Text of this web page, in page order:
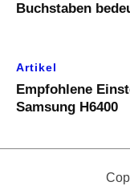
Buchstaben
Artikel
Empfohlene
Samsung H6400